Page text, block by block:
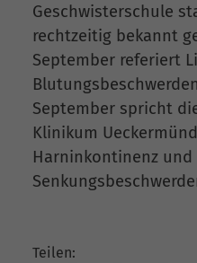
Geschwisterschule
rechtzeitig bekannt
September referiert
September spricht
Klinikum
Harninkontinenz und
Teilen: